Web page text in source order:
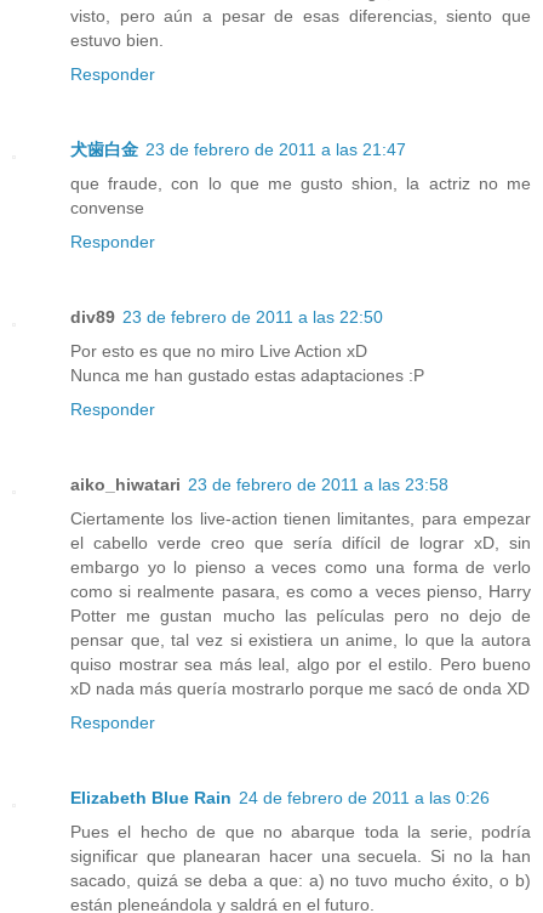
visto, pero aún a pesar de esas diferencias, siento que
estuvo bien.
Responder
犬歯白金 23 de febrero de 2011 a las 21:47
que fraude, con lo que me gusto shion, la actriz no me
convense
Responder
div89 23 de febrero de 2011 a las 22:50
Por esto es que no miro Live Action xD
Nunca me han gustado estas adaptaciones :P
Responder
aiko_hiwatari 23 de febrero de 2011 a las 23:58
Ciertamente los live-action tienen limitantes, para empezar
el cabello verde creo que sería difícil de lograr xD, sin
embargo yo lo pienso a veces como una forma de verlo
como si realmente pasara, es como a veces pienso, Harry
Potter me gustan mucho las películas pero no dejo de
pensar que, tal vez si existiera un anime, lo que la autora
quiso mostrar sea más leal, algo por el estilo. Pero bueno
xD nada más quería mostrarlo porque me sacó de onda XD
Responder
Elizabeth Blue Rain 24 de febrero de 2011 a las 0:26
Pues el hecho de que no abarque toda la serie, podría
significar que planearan hacer una secuela. Si no la han
sacado, quizá se deba a que: a) no tuvo mucho éxito, o b)
están pleneándola y saldrá en el futuro.